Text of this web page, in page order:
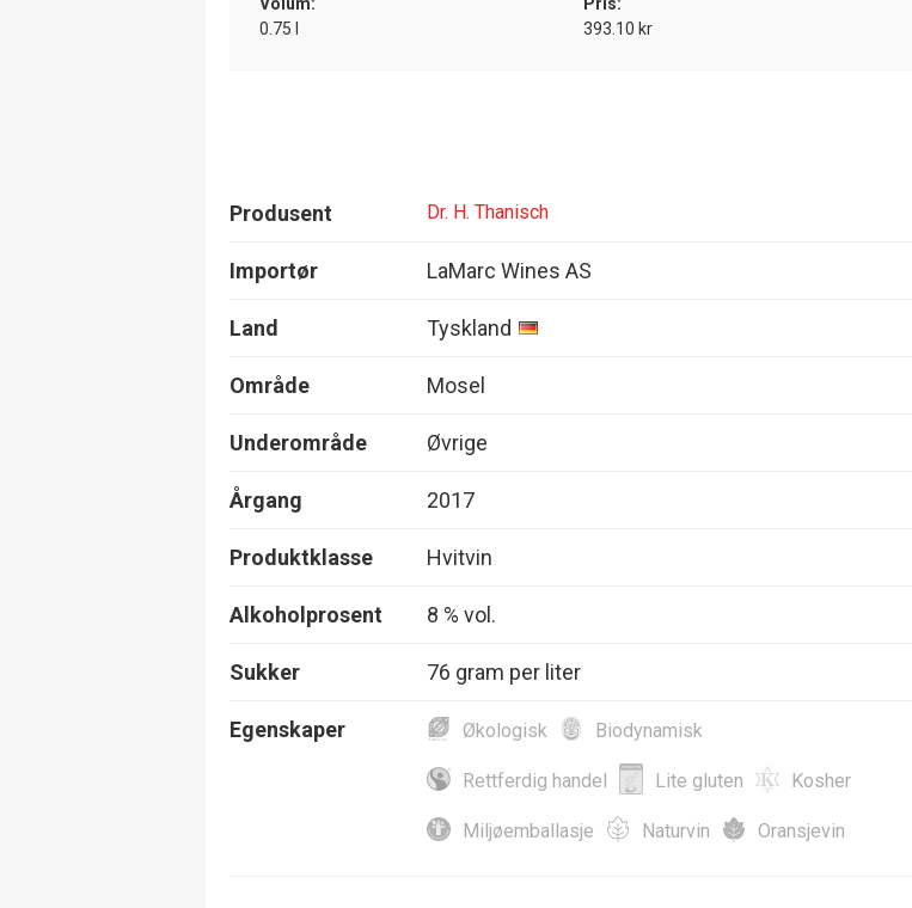
0.75 l
393.10 kr
Produsent Dr. H. Thanisch
Importør LaMarc Wines AS
Land Tyskland
Område Mosel
Underområde Øvrige
Årgang 2017
Produktklasse Hvitvin
Alkoholprosent 8 % vol.
Sukker 76 gram per liter
Egenskaper Økologisk Biodynamisk
Rettferdig handel Lite gluten Kosher
Miljøemballasje Naturvin Oransjevin